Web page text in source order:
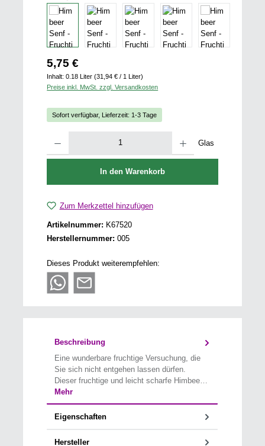
Regulärer Preis:
5,75 €
Inhalt:0.18 Liter(31,94 € / 1 Liter)
Preise inkl. MwSt. zzgl. Versandkosten
Sofort verfügbar, Lieferzeit: 1-3 Tage
Glas
In den Warenkorb
Zum Merkzettel hinzufügen
Artikelnummer: K67520
Herstellernummer:005
Dieses Produkt weiterempfehlen:
Beschreibung
Eine wunderbare fruchtige Versuchung, die
Sie sich nicht entgehen lassen dürfen.
Dieser fruchtige und leicht scharfe Himbee…
Mehr
Eigenschaften
Hersteller